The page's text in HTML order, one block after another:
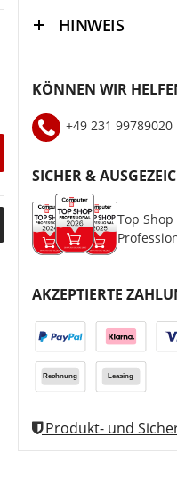
HINWEIS
KÖNNEN WIR
+49 231 99789020
SICHER &
Top Shop
AKZEPTIERTE
Produkt- und